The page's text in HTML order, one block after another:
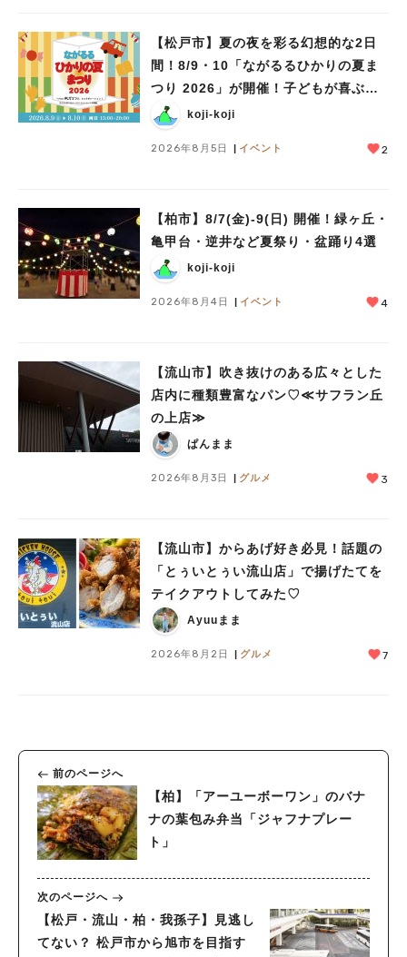
【松戸市】夏の夜を彩る幻想的な2日
間！8/9・10「ながるるひかりの夏ま
つり 2026」が開催！子どもが喜ぶワ
ークショップや限定ヒーローショーも
koji-koji
2026年8月5日 イベント 2
【柏市】8/7(金)‐9(日) 開催！緑ヶ丘・
亀甲台・逆井など夏祭り・盆踊り4選
koji-koji
2026年8月4日 イベント 4
【流山市】吹き抜けのある広々とした
店内に種類豊富なパン♡≪サフラン丘
の上店≫
ぱんまま
2026年8月3日 グルメ 3
【流山市】からあげ好き必見！話題の
「とぅいとぅい流山店」で揚げたてを
テイクアウトしてみた♡
Ayuuまま
2026年8月2日 グルメ 7
前のページへ
【柏】「アーユーボーワン」のバナ
ナの葉包み弁当「ジャフナプレー
ト」
次のページへ
【松戸・流山・柏・我孫子】見逃し
てない？ 松戸市から旭市を目指す